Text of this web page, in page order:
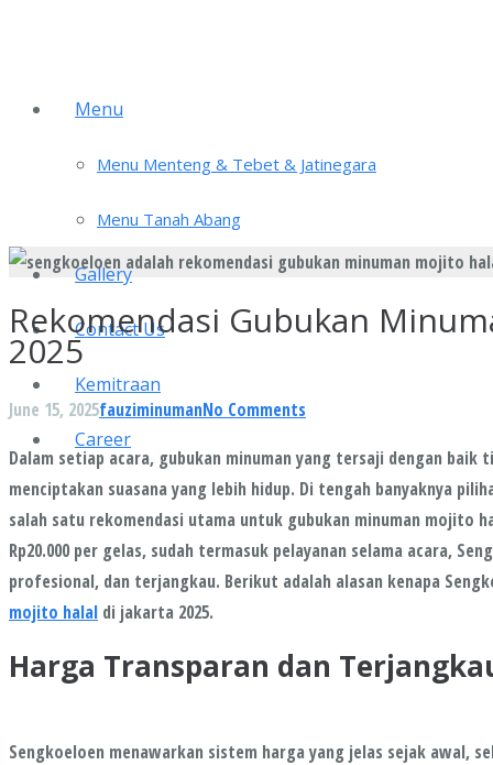
Menu
Menu Menteng & Tebet & Jatinegara
Menu Tanah Abang
Gallery
Contact Us
Kemitraan
Career
Rekomendasi Gubukan
2025
June 15, 2025fauziminumanNo Comments
Dalam setiap acara, gubukan minuman yang tersaji dengan
menciptakan suasana yang lebih hidup. Di tengah banyaknya
salah satu rekomendasi utama untuk gubukan minuman mojito
Rp20.000 per gelas, sudah termasuk pelayanan selama acara,
profesional, dan terjangkau. Berikut adalah alasan kenapa
mojito halal di jakarta 2025.
Harga Transparan dan
Sengkoeloen menawarkan sistem harga yang jelas sejak awal,